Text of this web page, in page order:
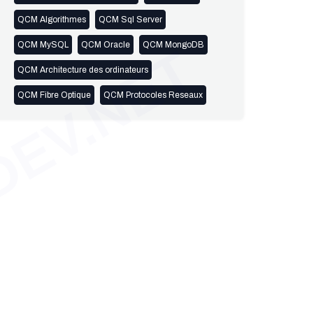
OUDEV.NET
QCM Algorithmes QCM Sql Server
QCM MySQL QCM Oracle QCM MongoDB
QCM Architecture des ordinateurs
QCM Fibre Optique QCM Protocoles Reseaux